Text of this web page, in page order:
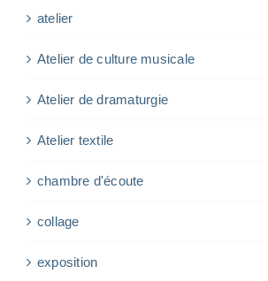
atelier
Atelier de culture musicale
Atelier de dramaturgie
Atelier textile
chambre d'écoute
collage
exposition